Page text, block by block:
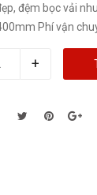
đệm bọc vải
Phí vận
+